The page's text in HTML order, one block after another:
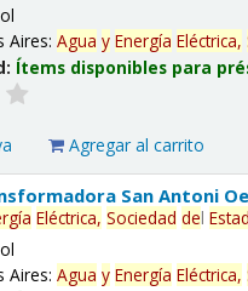
Aires:Agua y Energía Eléctrica,
Ítems disponibles para
Agregar al carrito
San Antoni
Eléctrica, Sociedad del
Aires:Agua y Energía Eléctrica,